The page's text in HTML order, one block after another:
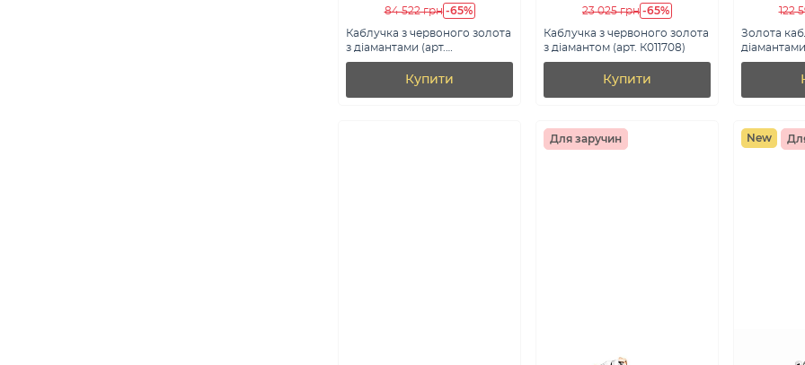
84 522 грн -65%
Каблучка з червоного золота
з діамантами (арт.
К011062005)
Купити
23 025 грн -65%
Каблучка з червоного золота
з діамантом (арт. К011708)
Купити
122
Золота
Для заручин New